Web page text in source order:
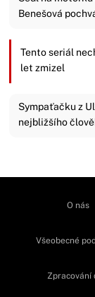
Benešová
Tento seriál
let zmizel
Sympaťačku z
nejbližšího
O nás
Všeobecné
Zpracování